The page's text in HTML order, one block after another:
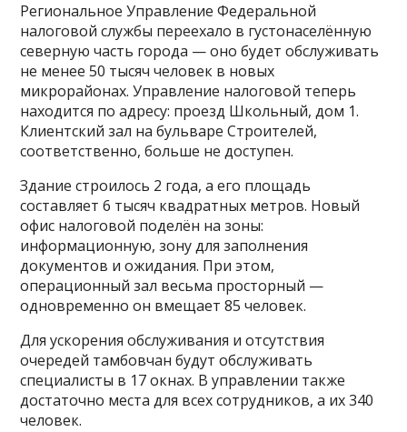
Региональное Управление Федеральной
налоговой службы переехало в густонаселённую
северную часть города — оно будет обслуживать
не менее 50 тысяч человек в новых
микрорайонах. Управление налоговой теперь
находится по адресу: проезд Школьный, дом 1.
Клиентский зал на бульваре Строителей,
соответственно, больше не доступен.
Здание строилось 2 года, а его площадь
составляет 6 тысяч квадратных метров. Новый
офис налоговой поделён на зоны:
информационную, зону для заполнения
документов и ожидания. При этом,
операционный зал весьма просторный —
одновременно он вмещает 85 человек.
Для ускорения обслуживания и отсутствия
очередей тамбовчан будут обслуживать
специалисты в 17 окнах. В управлении также
достаточно места для всех сотрудников, а их 340
человек.